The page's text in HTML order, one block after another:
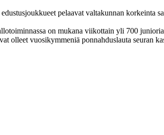
pelaavat valtakunnan
on mukana viikottain yli 700
olleet vuosi­kymmeniä ponnahdus­lauta seuran